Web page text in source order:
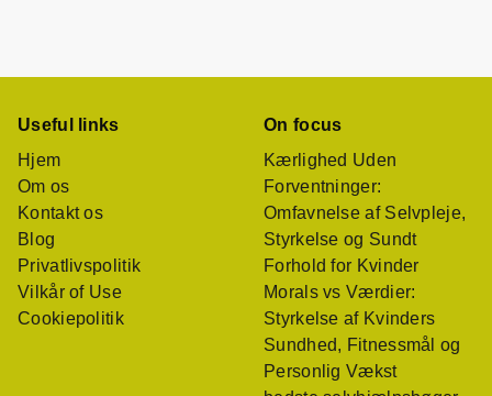
Useful links
Hjem
Om os
Kontakt os
Blog
Privatlivspolitik
Vilkår of Use
Cookiepolitik
On focus
Kærlighed Uden
Forventninger:
Omfavnelse af Selvpleje,
Styrkelse og Sundt
Forhold for Kvinder
Morals vs Værdier:
Styrkelse af Kvinders
Sundhed, Fitnessmål og
Personlig Vækst